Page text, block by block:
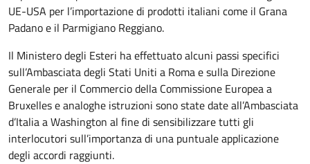
UE-USA per l’importazione di prodotti italiani come il Grana
Padano e il Parmigiano Reggiano.
Il Ministero degli Esteri ha effettuato alcuni passi specifici
sull’Ambasciata degli Stati Uniti a Roma e sulla Direzione
Generale per il Commercio della Commissione Europea a
Bruxelles e analoghe istruzioni sono state date all’Ambasciata
d’Italia a Washington al fine di sensibilizzare tutti gli
interlocutori sull’importanza di una puntuale applicazione
degli accordi raggiunti.